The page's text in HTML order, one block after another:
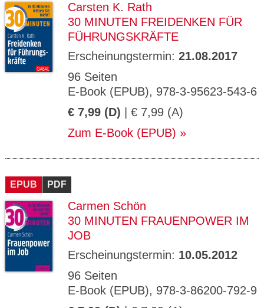
Carsten K. Rath
30 MINUTEN FREIDENKEN FÜR
FÜHRUNGSKRÄFTE
Erscheinungstermin: 21.08.2017
96 Seiten
E-Book (EPUB), 978-3-95623-543-6
€ 7,99 (D) | € 7,99 (A)
Zum E-Book (EPUB)
EPUB PDF
Carmen Schön
30 MINUTEN FRAUENPOWER IM
JOB
Erscheinungstermin: 10.05.2012
96 Seiten
E-Book (EPUB), 978-3-86200-792-9